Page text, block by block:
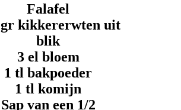
Falafel
gr kikkererwten uit
blik
3 el bloem
1 tl bakpoeder
1 tl komijn
Sap van een 1/2